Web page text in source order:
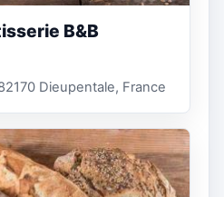
B&B
Dieupentale, France